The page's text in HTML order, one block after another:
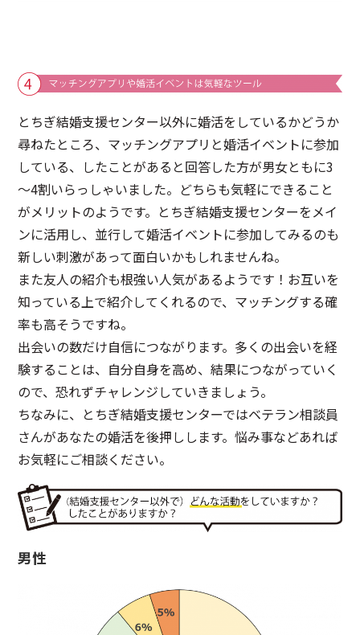
とちぎ結婚支援センター以外に婚活をしているかどうか
尋ねたところ、マッチングアプリと婚活イベントに参加
している、したことがあると回答した方が男女ともに3
～4割いらっしゃいました。どちらも気軽にできること
がメリットのようです。とちぎ結婚支援センターをメイ
ンに活用し、並行して婚活イベントに参加してみるのも
新しい刺激があって面白いかもしれませんね。
また友人の紹介も根強い人気があるようです！お互いを
知っている上で紹介してくれるので、マッチングする確
率も高そうですね。
出会いの数だけ自信につながります。多くの出会いを経
験することは、自分自身を高め、結果につながっていく
ので、恐れずチャレンジしていきましょう。
ちなみに、とちぎ結婚支援センターではベテラン相談員
さんがあなたの婚活を後押しします。悩み事などあれば
お気軽にご相談ください。
男性